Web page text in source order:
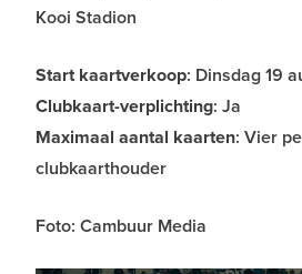
Kooi Stadion
Start kaartverkoop: Dinsdag 19
Clubkaart-verplichting: Ja
Maximaal aantal kaarten: Vier
clubkaarthouder
Foto: Cambuur Media